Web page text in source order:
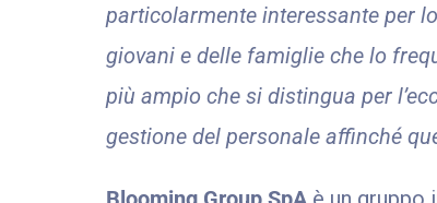
particolarmente interessante per
giovani e delle famiglie che lo
più ampio che si distingua per
gestione del personale affinché